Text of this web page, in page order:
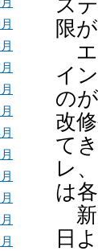
ス
限
エ
イ
の
改
て
レ
は
新
日